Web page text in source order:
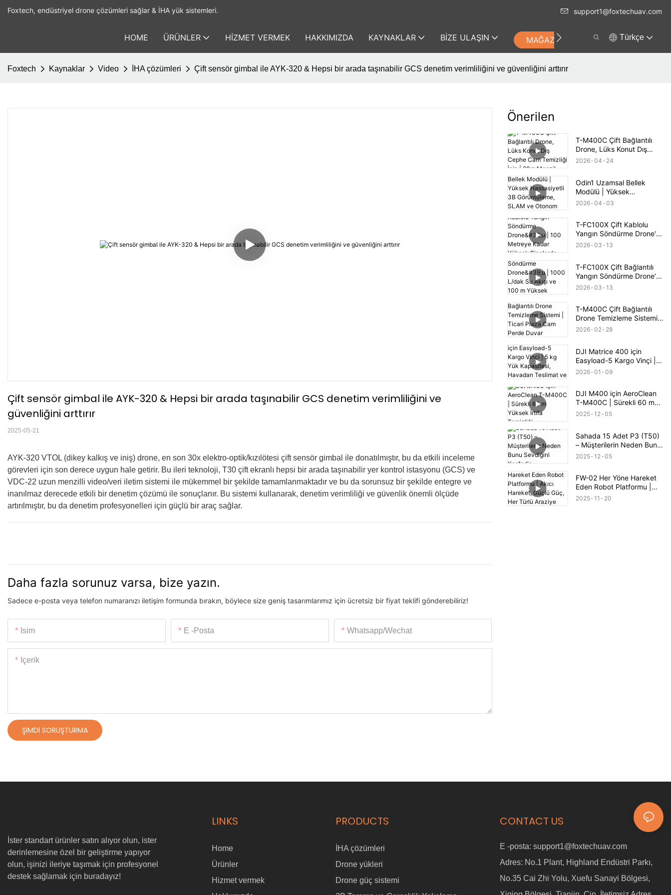
Foxtech, endüstriyel drone çözümleri sağlar & İHA yük sistemleri. support1@foxtechuav.com
HOME ÜRÜNLER HIZMET VERMEK HAKKIMIZDA KAYNAKLAR BIZE ULAŞIN MAĞAZA Türkçe
Foxtech Kaynaklar Video İHA çözümleri Çift sensör gimbal ile AYK-320 & Hepsi bir arada taşınabilir GCS denetim verimliliğini ve güvenliğini arttırır
Çift sensör gimbal ile AYK-320 & Hepsi bir arada taşınabilir GCS denetim verimliliğini ve
güvenliğini arttırır
2025-05-21
AYK-320 VTOL (dikey kalkış ve iniş) drone, en son 30x elektro-optik/kızılötesi çift sensör gimbal ile donatılmıştır, bu da etkili inceleme
görevleri için son derece uygun hale getirir. Bu ileri teknoloji, T30 çift ekranlı hepsi bir arada taşınabilir yer kontrol istasyonu (GCS) ve
VDC-22 uzun menzilli video/veri iletim sistemi ile mükemmel bir şekilde tamamlanmaktadır ve bu da sorunsuz bir şekilde entegre ve
inanılmaz derecede etkili bir denetim çözümü ile sonuçlanır. Bu sistemi kullanarak, denetim verimliliği ve güvenlik önemli ölçüde
artırılmıştır, bu da denetim profesyonelleri için güçlü bir araç sağlar.
Daha fazla sorunuz varsa, bize yazın.
Sadece e-posta veya telefon numaranızı iletişim formunda bırakın, böylece size geniş tasarımlarımız için ücretsiz bir fiyat teklifi gönderebiliriz!
Isim E -posta Whatsapp/wechat
Içerik
ŞIMDI SORUŞTURMA
Önerilen
T-M400C Çift Bağlantılı
Drone, Lüks Konut Dış
Cephe Cam Temizliği İçin |
2026 04 24
Odin1 Uzamsal Bellek
Modülü | Yüksek
Hassasiyetli 3B
2026 04 03
T-FC100X Çift Kablolu
Yangın Söndürme Drone'u
| 100 Metreye Kadar
2026 03 13
T-FC100X Çift Bağlantılı
Yangın Söndürme Drone'u
| 1000 L/dak Su Akışı ve
2026 03 13
T-M400C Çift Bağlantılı
Drone Temizleme Sistemi |
Ticari Plaza Cam Perde
2026 02 28
DJI Matrice 400 için
Easyload-5 Kargo Vinçi | 5
kg Yük Kapasitesi,
2026 01 09
DJI M400 için AeroClean
T-M400C | Sürekli 60 m
Yüksek İrtifa Temizliği
2025 12 05
Sahada 15 Adet P3 (T50)
– Müşterilerin Neden Bunu
Sevdiğini Keşfedin
2025 12 05
FW-02 Her Yöne Hareket
Eden Robot Platformu |
Akıcı Hareket, Güçlü Güç,
2025 11 20
İster standart ürünler satın alıyor olun, ister
derinlemesine özel bir geliştirme yapıyor
olun, işinizi ileriye taşımak için profesyonel
destek sağlamak için buradayız!
LINKS
Home
Ürünler
Hizmet vermek
PRODUCTS
İHA çözümleri
Drone yükleri
Drone güç sistemi
CONTACT US
E -posta: support1@foxtechuav.com
Adres: No.1 Plant, Highland Endüstri Parkı,
No.35 Cai Zhi Yolu, Xuefu Sanayi Bölgesi,